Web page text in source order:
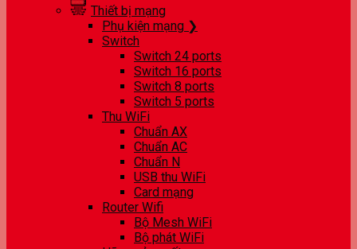
Thiết bị mạng
Phụ kiện mạng ❯
Switch
Switch 24 ports
Switch 16 ports
Switch 8 ports
Switch 5 ports
Thu WiFi
Chuẩn AX
Chuẩn AC
Chuẩn N
USB thu WiFi
Card mạng
Router Wifi
Bộ Mesh WiFi
Bộ phát WiFi